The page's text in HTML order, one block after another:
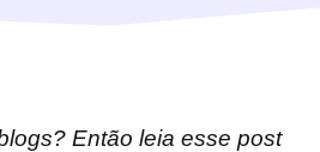
Então leia esse post